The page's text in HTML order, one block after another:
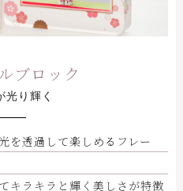
ブロック
光り輝く
を透過して楽しめるフレー
キラキラと輝く美しさが特徴